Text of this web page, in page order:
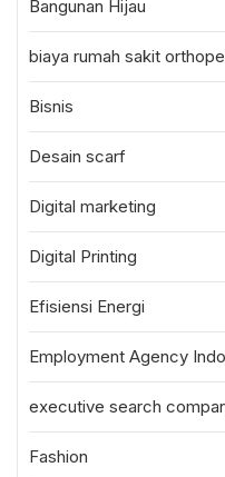
Bangunan Hijau
biaya rumah sakit
Bisnis
Desain scarf
Digital marketing
Digital Printing
Efisiensi Energi
Employment Agency
executive search
Fashion